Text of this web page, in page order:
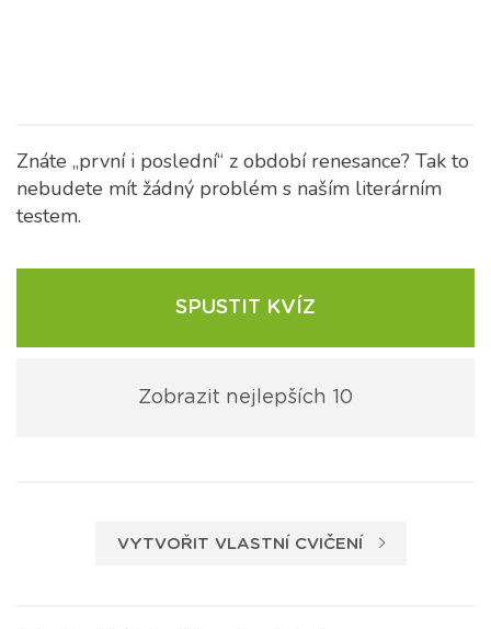
Znáte „první i poslední“ z období renesance? Tak to
nebudete mít žádný problém s naším literárním
testem.
SPUSTIT KVÍZ
Zobrazit nejlepších 10
VYTVOŘIT VLASTNÍ CVIČENÍ